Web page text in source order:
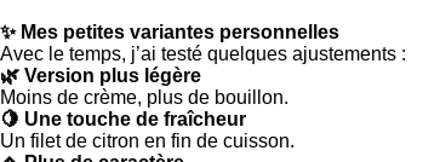
✨ Mes petites variantes personnelles
Avec le temps, j’ai testé quelques ajustements :
🌿 Version plus légère
Moins de crème, plus de bouillon.
🍋 Une touche de fraîcheur
Un filet de citron en fin de cuisson.